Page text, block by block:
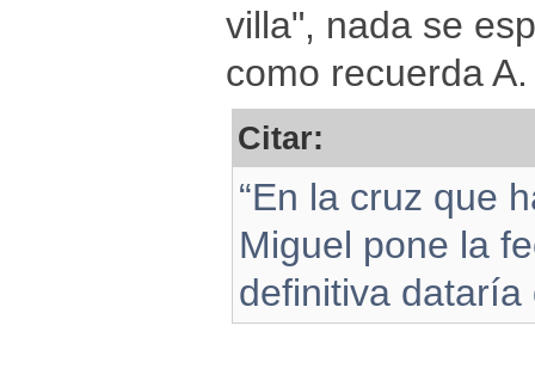
villa", nada se
como recuerda
Citar:
“En la cruz que
Miguel pone la
definitiva